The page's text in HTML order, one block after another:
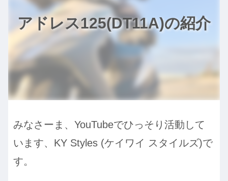
アドレス125(DT11A)の紹介
みなさーま、YouTubeでひっそり活動して
います、KY Styles (ケイワイ スタイルズ)で
す。